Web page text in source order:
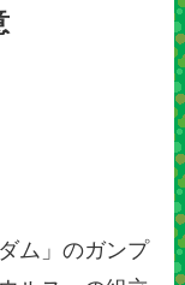
ム」のガンプ